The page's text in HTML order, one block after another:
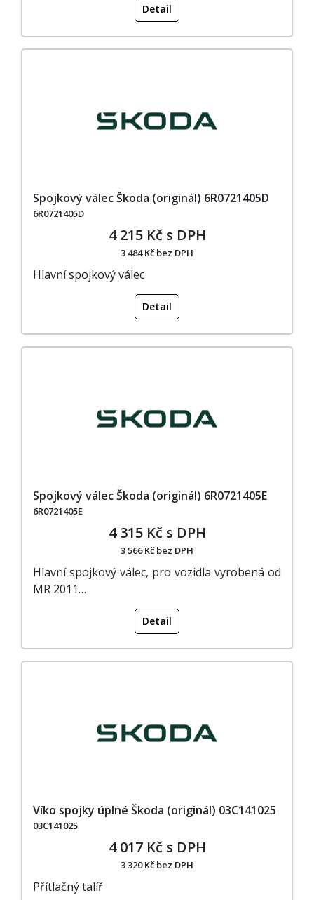
Detail
Spojkový válec Škoda (originál) 6R0721405D
6R0721405D
4 215 Kč s DPH
3 484 Kč bez DPH
Hlavní spojkový válec
Detail
Spojkový válec Škoda (originál) 6R0721405E
6R0721405E
4 315 Kč s DPH
3 566 Kč bez DPH
Hlavní spojkový válec, pro vozidla vyrobená od
MR 2011…
Detail
Víko spojky úplné Škoda (originál) 03C141025
03C141025
4 017 Kč s DPH
3 320 Kč bez DPH
Přítlačný talíř